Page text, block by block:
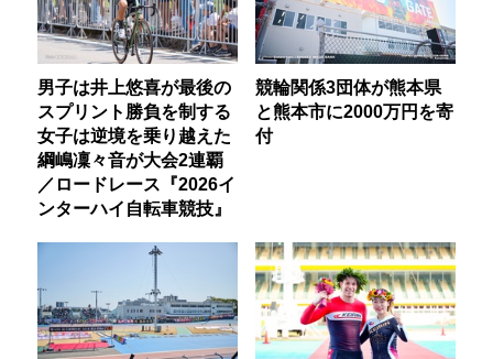
男子は井上悠喜が最後の
スプリント勝負を制する
女子は逆境を乗り越えた
綱嶋凜々音が大会2連覇
／ロードレース『2026イ
ンターハイ自転車競技』
競輪関係3団体が熊本県
と熊本市に2000万円を寄
付